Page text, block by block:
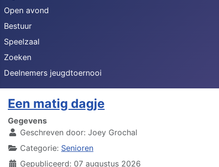
Open avond
Bestuur
Speelzaal
Zoeken
Deelnemers jeugdtoernooi
Een matig dagje
Gegevens
Geschreven door: Joey Grochal
Categorie: Senioren
Gepubliceerd: 07 augustus 2026